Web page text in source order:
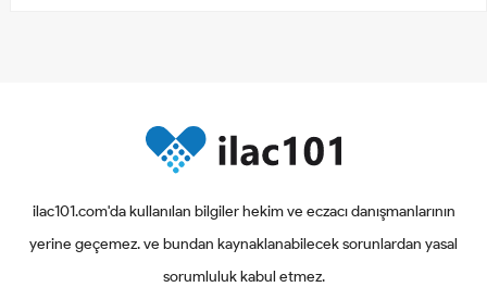
ilac101.com'da kullanılan bilgiler hekim ve eczacı danışmanlarının
yerine geçemez. ve bundan kaynaklanabilecek sorunlardan yasal
sorumluluk kabul etmez.